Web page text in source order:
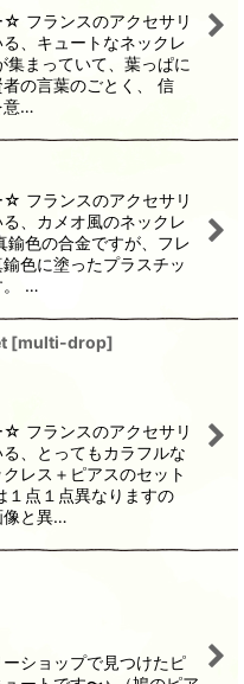
フランスのアクセサリ
、キュートなネックレ
集まっていて、葉っぱに
の言葉のごとく、 信
意…
フランスのアクセサリ
、カメオ風のネックレ
鍮色の合金ですが、フレ
色に塗ったプラスチッ
。 …
[multi-drop]
フランスのアクセサリ
、とってもカラフルな
レス＋ピアスのセット
１点１点異なりますの
像と異…
ショップで見つけたピ